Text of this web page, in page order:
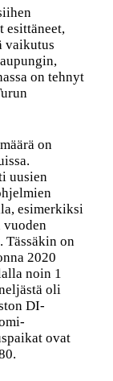
esittäneet,
vaikutus
on tehnyt
on
uusien
esimerkiksi
vuoden
Tässäkin on
2020
noin 1
oli
DI-
ovat